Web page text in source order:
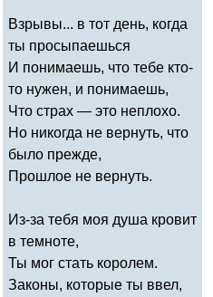
Взрывы... в тот день, когда
ты просыпаешься
И понимаешь, что тебе кто-
то нужен, и понимаешь,
Что страх — это неплохо.
Но никогда не вернуть, что
было прежде,
Прошлое не вернуть.
Из-за тебя моя душа кровит
в темноте,
Ты мог стать королем.
Законы, которые ты ввел,